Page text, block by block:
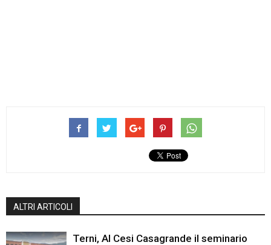
ALTRI ARTICOLI
Terni, Al Cesi Casagrande il seminario